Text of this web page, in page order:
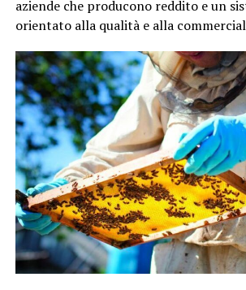
aziende che producono reddito e un
orientato alla qualità e alla